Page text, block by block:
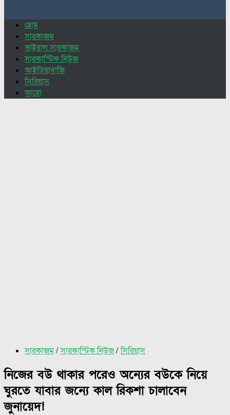
হোম
সারকাজম
ভাইরাল সারকাজম
সারকাস্টিক নিউজ
আইডিয়াবাজি
সিরিয়াস
আরো
সারকাজম/সারকাস্টিক নিউজ/সিরিয়াস
নিজের বউ থাকার পরেও অন্যের বউকে নিয়ে
ঘুরতে যাবার জন্যে কাল রিকশা চালাবেন
জুনায়েদ!